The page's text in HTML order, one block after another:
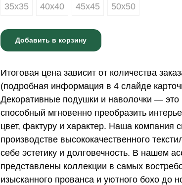
35х35
40х40 45х45 50х50
Добавить в корзину
Итоговая цена зависит от количества
(подробная информация в 4 слайде
Декоративные подушки и наволочки — это
способный мгновенно преобразить
цвет, фактуру и характер. Наша компания
производстве высококачественного
себе эстетику и долговечность. В нашем
представлены коллекции в самых
изысканного прованса и уютного бохо до